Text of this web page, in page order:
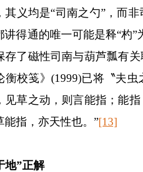
其义均是“司南之勺”，而
讲得通的唯一可能是释“杓”
存了磁性司南与葫芦瓢有
校笺》 (1999)已将〝夫虫
见草之动，则言能指；能
能指，亦天性也。”[13]
地”正解